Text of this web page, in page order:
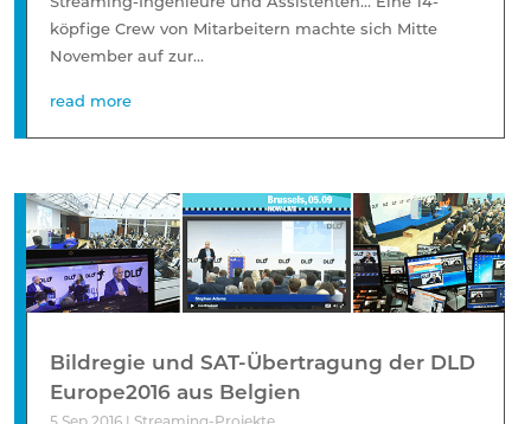
köpfige Crew von Mitarbeitern machte sich Mitte
November auf zur...
read more
Bildregie und SAT-Übertragung der DLD
Europe2016 aus Belgien